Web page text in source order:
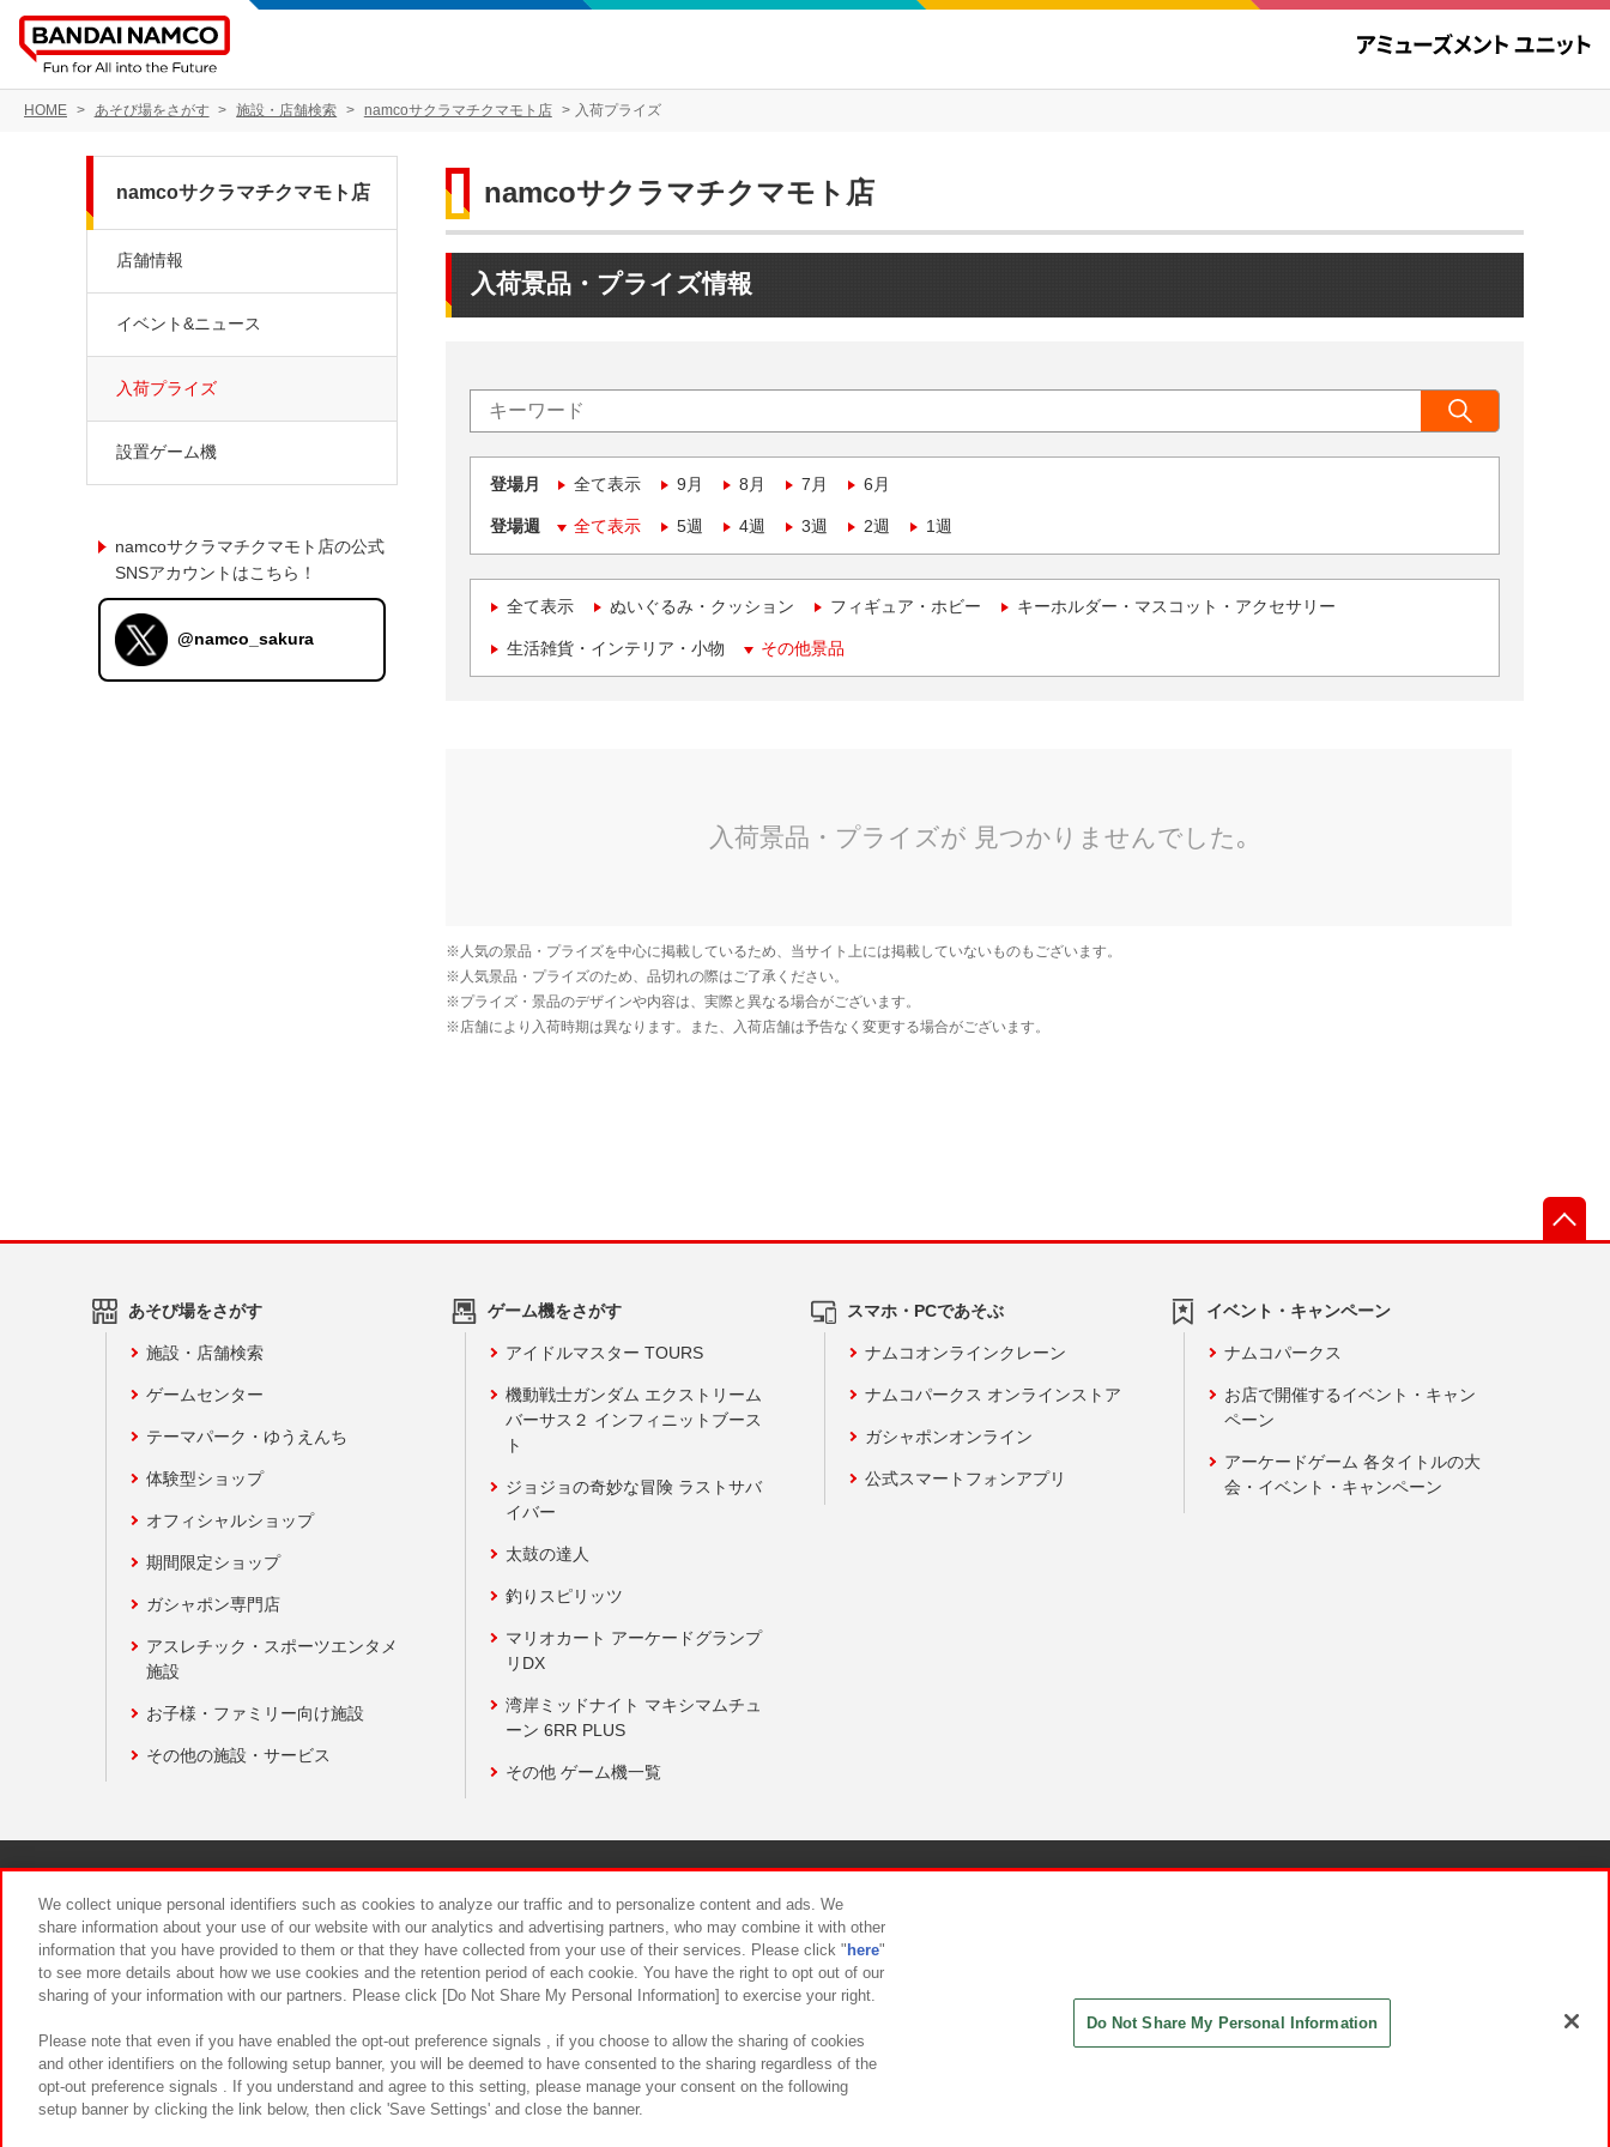
HOME あそび場をさがす 施設・店舗検索 namcoサクラマチクマモト店 入荷プライズ
namcoサクラマチクマモト店
入荷景品・プライズ情報
登場月 全て表示 9月 8月 7月 6月
登場週 全て表示 5週 4週 3週 2週 1週
全て表示 ぬいぐるみ・クッション フィギュア・ホビー キーホルダー・マスコット・アクセサリー
生活雑貨・インテリア・小物 その他景品
namcoサクラマチクマモト店
店舗情報
イベント&ニュース
入荷プライズ
設置ゲーム機
namcoサクラマチクマモト店の公式
SNSアカウントはこちら！
@namco_sakura
あそび場をさがす
施設・店舗検索
ゲームセンター
テーマパーク・ゆうえんち
体験型ショップ
オフィシャルショップ
期間限定ショップ
ガシャポン専門店
アスレチック・スポーツエンタメ
施設
お子様・ファミリー向け施設
その他の施設・サービス
ゲーム機をさがす
アイドルマスター TOURS
機動戦士ガンダム エクストリーム
バーサス２ インフィニットブース
ト
ジョジョの奇妙な冒険 ラストサバ
イバー
太鼓の達人
釣りスピリッツ
マリオカート アーケードグランプ
リDX
湾岸ミッドナイト マキシマムチュ
ーン 6RR PLUS
その他 ゲーム機一覧
スマホ・PCであそぶ
ナムコオンラインクレーン
ナムコパークス オンラインストア
ガシャポンオンライン
公式スマートフォンアプリ
イベント・キャンペーン
ナムコパークス
お店で開催するイベント・キャン
ペーン
アーケードゲーム 各タイトルの大
会・イベント・キャンペーン
食品のご提供について カスタマーハラスメント対応方針
We collect unique personal identifiers such as cookies to analyze our traffic and to personalize content and ads. We
share information about your use of our website with our analytics and advertising partners, who may combine it with other
information that you have provided to them or that they have collected from your use of their services. Please click " here"
to see more details about how we use cookies and the retention period of each cookie. You have the right to opt out of our
sharing of your information with our partners. Please click [Do Not Share My Personal Information] to exercise your right.
Please note that even if you have enabled the opt-out preference signals , if you choose to allow the sharing of cookies
and other identifiers on the following setup banner, you will be deemed to have consented to the sharing regardless of the
opt-out preference signals . If you understand and agree to this setting, please manage your consent on the following
setup banner by clicking the link below, then click 'Save Settings' and close the banner.
Do Not Share My Personal Information